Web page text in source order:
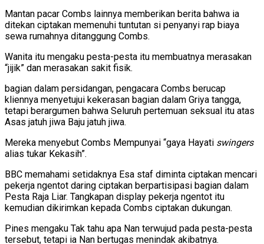
Mantan pacar Combs lainnya memberikan berita bahwa ia
ditekan ciptakan memenuhi tuntutan si penyanyi rap biaya
sewa rumahnya ditanggung Combs.
Wanita itu mengaku pesta-pesta itu membuatnya merasakan
“jijik” dan merasakan sakit fisik.
bagian dalam persidangan, pengacara Combs berucap
kliennya menyetujui kekerasan bagian dalam Griya tangga,
tetapi berargumen bahwa Seluruh pertemuan seksual itu atas
Asas jatuh jiwa Baju jatuh jiwa.
Mereka menyebut Combs Mempunyai “gaya Hayati swingers
alias tukar Kekasih”.
BBC memahami setidaknya Esa staf diminta ciptakan mencari
pekerja ngentot daring ciptakan berpartisipasi bagian dalam
Pesta Raja Liar. Tangkapan display pekerja ngentot itu
kemudian dikirimkan kepada Combs ciptakan dukungan.
Pines mengaku Tak tahu apa Nan terwujud pada pesta-pesta
tersebut, tetapi ia Nan bertugas menindak akibatnya.